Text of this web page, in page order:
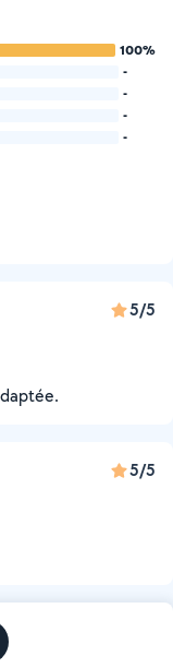
100%
-
-
-
-
5/5
5/5